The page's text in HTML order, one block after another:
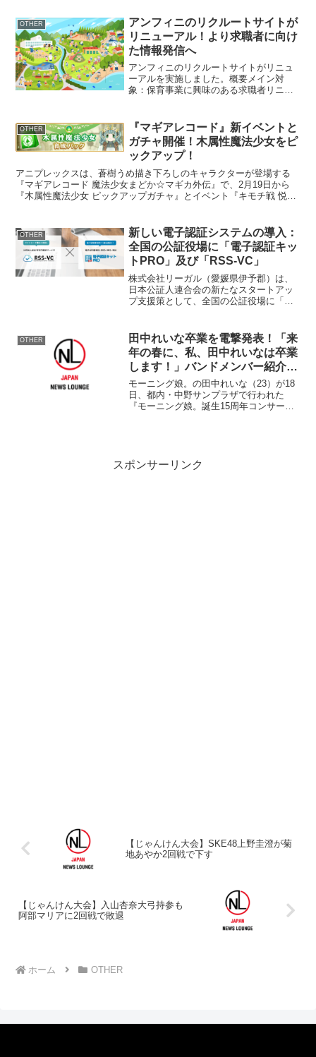
2024年1月12日販...
OTHER
アンフィニのリクルートサイトが
リニューアル！より求職者に向け
た情報発信へ
アンフィニのリクルートサイトがリニュ
ーアルを実施しました。概要メイン対
象：保育事業に興味のある求職者リニュ
式会社hypexサイトURL：リクルートサイ
トのリニューアル内...
OTHER
『マギアレコード』新イベントと
ガチャ開催！木属性魔法少女をピ
ックアップ！
アニプレックスは、蒼樹うめ描き下ろしのキャラクターが登場する
『マギアレコード 魔法少女まどか☆マギカ外伝』で、2月19日から
『木属性魔法少女 ピックアップガチャ』とイベント『キモチ戦 悦ぶ
OTHER
新しい電子認証システムの導入：
全国の公証役場に「電子認証キッ
トPRO」及び「RSS-VC」
株式会社リーガル（愛媛県伊予郡）は、
日本公証人連合会の新たなスタートアッ
プ支援策として、全国の公証役場に「電
子定款の迅速な認証手続きが可能とな
り、48時間以内の定...
OTHER
田中れいな卒業を電撃発表！「来
年の春に、私、田中れいなは卒業
します！」バンドメンバー紹介＆
バンド名公募！
モーニング娘。の田中れいな（23）が18
日、都内・中野サンプラザで行われた
『モーニング娘。誕生15周年コンサート
スポンサーリンク
【じゃんけん大会】SKE48上野圭澄が菊
地あやか2回戦で下す
【じゃんけん大会】入山杏奈大弓持参も
阿部マリアに2回戦で敗退
ホーム OTHER